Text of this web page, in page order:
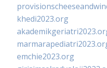
khedi2023.org
emchie2023.org